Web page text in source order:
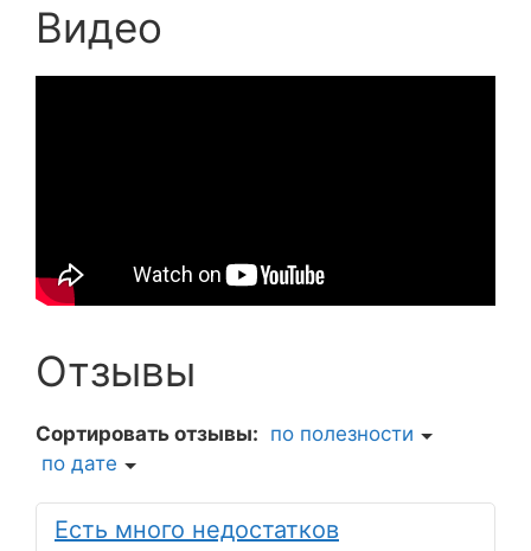
Видео
Отзывы
Сортировать отзывы: по полезности
по дате
Есть много недостатков